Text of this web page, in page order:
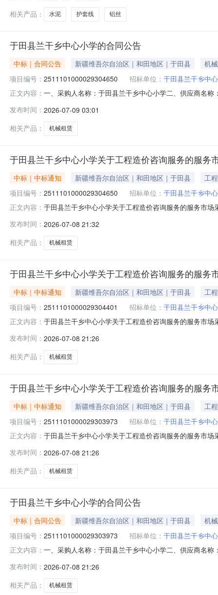
相关产品：
水泥 护套线 铝丝
于田县兰干乡中心小学的合同公告
中标｜合同公告 新疆维吾尔自治区｜和田地区｜于田县
机
项目编号： 2511101000029304650 招标单位： 于田县兰干乡中
正文内容： 一、采购人名称：于田县兰干乡中心小学二、供应商名
的基本概况：七、其它事项：详见附件中的合同文件八
发布时间： 2026-07-09 03:01
相关产品：
机械租赁
于田县兰干乡中心小学关于工程造价咨询服务的服务
中标｜中标通知 新疆维吾尔自治区｜和田地区｜于田县
工
项目编号： 2511101000029304650 招标单位： 于田县兰干乡中
正文内容： 于田县兰干乡中心小学关于工程造价咨询服务的服务市
金额（元）:项目所在行政区划编码:653226项目所在行
发布时间： 2026-07-08 21:32
相关产品：
机械租赁
于田县兰干乡中心小学关于工程造价咨询服务的服务
中标｜中标通知 新疆维吾尔自治区｜和田地区｜于田县
工
项目编号： 2511101000029304401 招标单位： 于田县兰干乡中
正文内容： 于田县兰干乡中心小学关于工程造价咨询服务的服务市
金额（元）:项目所在行政区划编码:653226项目所在行
发布时间： 2026-07-08 21:26
相关产品：
机械租赁
于田县兰干乡中心小学关于工程造价咨询服务的服务
中标｜中标通知 新疆维吾尔自治区｜和田地区｜于田县
工
项目编号： 2511101000029303973 招标单位： 于田县兰干乡中
正文内容： 于田县兰干乡中心小学关于工程造价咨询服务的服务市
金额（元）:项目所在行政区划编码:653226项目所在行
发布时间： 2026-07-08 21:26
相关产品：
机械租赁
于田县兰干乡中心小学的合同公告
中标｜合同公告 新疆维吾尔自治区｜和田地区｜于田县
机
项目编号： 2511101000029303973 招标单位： 于田县兰干乡中
正文内容： 一、采购人名称：于田县兰干乡中心小学二、供应商名
的基本概况：七、其它事项：详见附件中的合同文件八
发布时间： 2026-07-08 21:26
相关产品：
机械租赁